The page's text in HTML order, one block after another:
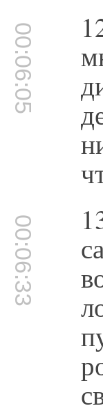
00:06:05
00:06:33